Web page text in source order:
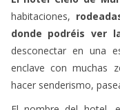
habitaciones,
donde podréis ver
desconectar en una
enclave con muchas
hacer senderismo,